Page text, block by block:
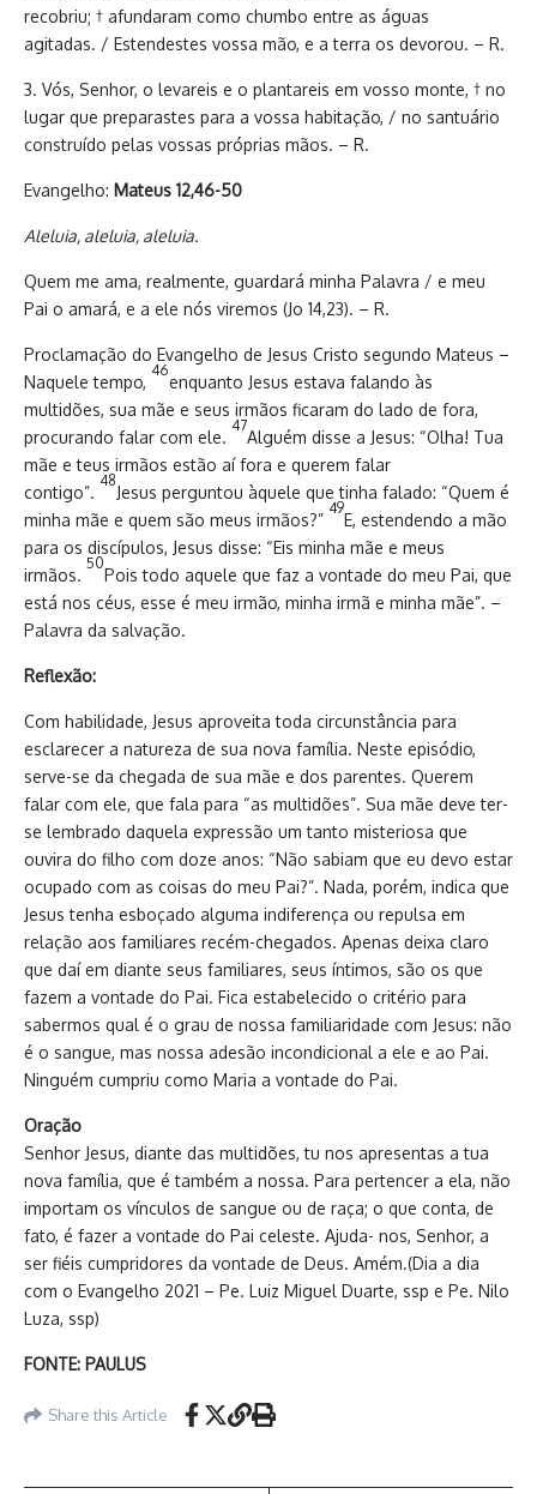
recobriu; † afundaram como chumbo entre as águas
agitadas. / Estendestes vossa mão, e a terra os devorou. – R.
3. Vós, Senhor, o levareis e o plantareis em vosso monte, † no
lugar que preparastes para a vossa habitação, / no santuário
construído pelas vossas próprias mãos. – R.
Evangelho: Mateus 12,46-50
Aleluia, aleluia, aleluia.
Quem me ama, realmente, guardará minha Palavra / e meu
Pai o amará, e a ele nós viremos (Jo 14,23). – R.
Proclamação do Evangelho de Jesus Cristo segundo Mateus –
Naquele tempo,
46
enquanto Jesus estava falando às
multidões, sua mãe e seus irmãos ficaram do lado de fora,
procurando falar com ele.
47
Alguém disse a Jesus: “Olha! Tua
mãe e teus irmãos estão aí fora e querem falar
contigo”.
48
Jesus perguntou àquele que tinha falado: “Quem é
minha mãe e quem são meus irmãos?”
49
E, estendendo a mão
para os discípulos, Jesus disse: “Eis minha mãe e meus
irmãos.
50
Pois todo aquele que faz a vontade do meu Pai, que
está nos céus, esse é meu irmão, minha irmã e minha mãe”. –
Palavra da salvação.
Reflexão:
Com habilidade, Jesus aproveita toda circunstância para
esclarecer a natureza de sua nova família. Neste episódio,
serve-se da chegada de sua mãe e dos parentes. Querem
falar com ele, que fala para “as multidões”. Sua mãe deve ter-
se lembrado daquela expressão um tanto misteriosa que
ouvira do filho com doze anos: “Não sabiam que eu devo estar
ocupado com as coisas do meu Pai?”. Nada, porém, indica que
Jesus tenha esboçado alguma indiferença ou repulsa em
relação aos familiares recém-chegados. Apenas deixa claro
que daí em diante seus familiares, seus íntimos, são os que
fazem a vontade do Pai. Fica estabelecido o critério para
sabermos qual é o grau de nossa familiaridade com Jesus: não
é o sangue, mas nossa adesão incondicional a ele e ao Pai.
Ninguém cumpriu como Maria a vontade do Pai.
Oração
Senhor Jesus, diante das multidões, tu nos apresentas a tua
nova família, que é também a nossa. Para pertencer a ela, não
importam os vínculos de sangue ou de raça; o que conta, de
fato, é fazer a vontade do Pai celeste. Ajuda- nos, Senhor, a
ser fiéis cumpridores da vontade de Deus. Amém.(Dia a dia
com o Evangelho 2021 – Pe. Luiz Miguel Duarte, ssp e Pe. Nilo
Luza, ssp)
FONTE: PAULUS
Share this Article